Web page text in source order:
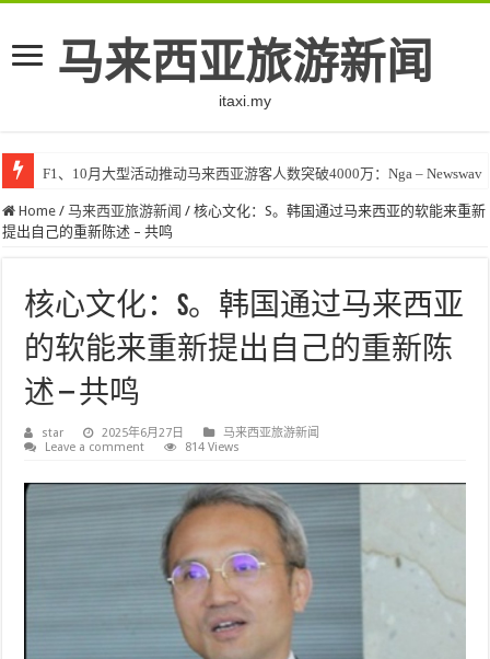
马来西亚旅游新闻
itaxi.my
F1、10月大型活动推动马来西亚游客人数突破4000万：Nga – Newswav
Home / 马来西亚旅游新闻 / 核心文化：S。韩国通过马来西亚的软能来重新
提出自己的重新陈述 – 共鸣
核心文化：S。韩国通过马来西亚
的软能来重新提出自己的重新陈
述 – 共鸣
star 2025年6月27日
马来西亚旅游新闻
Leave a comment
814 Views